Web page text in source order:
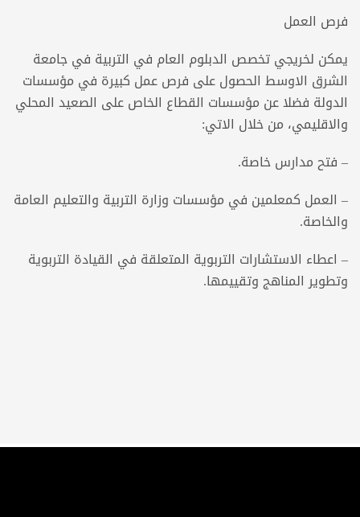
فرص العمل
يمكن لخريجي تخصص الدبلوم العام في التربية في جامعة
الشرق الاوسط الحصول على فرص عمل كبيرة في مؤسسات
الدولة فضلا عن مؤسسات القطاع الخاص على الصعيد المحلي
والاقليمي، من خلال الاتي:
– فتح مدارس خاصة.
– العمل كمعلمين في مؤسسات وزارة التربية والتعليم العامة
والخاصة.
– اعطاء الاستشارات التربوية المتعلقة في القيادة التربوية
وتطوير المناهج وتقييمها.